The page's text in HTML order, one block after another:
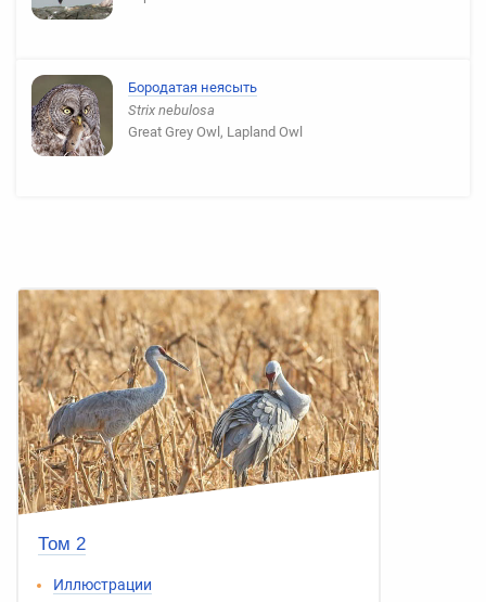
Бородатая неясыть
Strix nebulosa
Great Grey Owl, Lapland Owl
Том 2
Иллюстрации